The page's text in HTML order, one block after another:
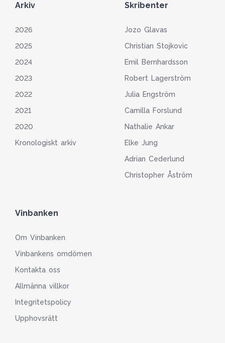
Arkiv
2026
2025
2024
2023
2022
2021
2020
Kronologiskt arkiv
Skribenter
Jozo Glavas
Christian Stojkovic
Emil Bernhardsson
Robert Lagerström
Julia Engström
Camilla Forslund
Nathalie Ankar
Elke Jung
Adrian Cederlund
Christopher Åström
Vinbanken
Om Vinbanken
Vinbankens omdömen
Kontakta oss
Allmänna villkor
Integritetspolicy
Upphovsrätt